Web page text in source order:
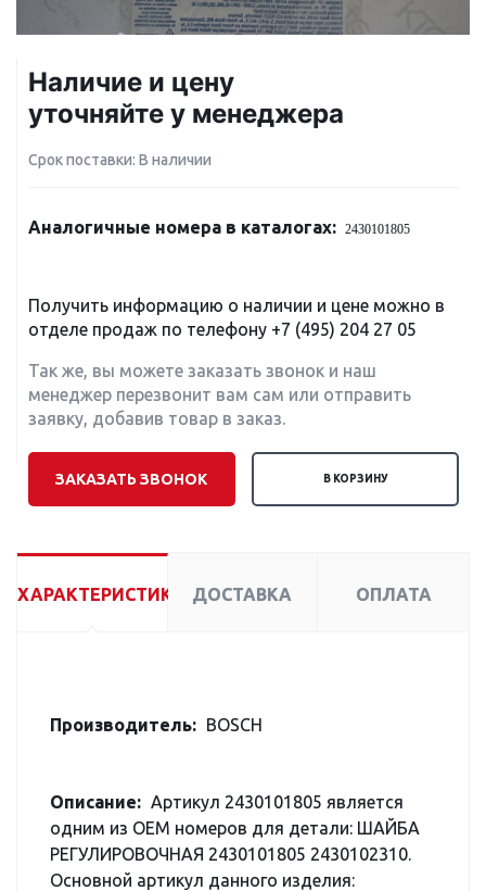
Наличие и цену
уточняйте у менеджера
Срок поставки: В наличии
Аналогичные номера в каталогах: 2430101805
Получить информацию о наличии и цене можно в
отделе продаж по телефону +7 (495) 204 27 05
Так же, вы можете заказать звонок и наш
менеджер перезвонит вам сам или отправить
заявку, добавив товар в заказ.
ЗАКАЗАТЬ ЗВОНОК В КОРЗИНУ
ХАРАКТЕРИСТИКИ ДОСТАВКА ОПЛАТА
Производитель: BOSCH
Описание: Артикул 2430101805 является
одним из OEM номеров для детали: ШАЙБА
РЕГУЛИРОВОЧНАЯ 2430101805 2430102310.
Основной артикул данного изделия: